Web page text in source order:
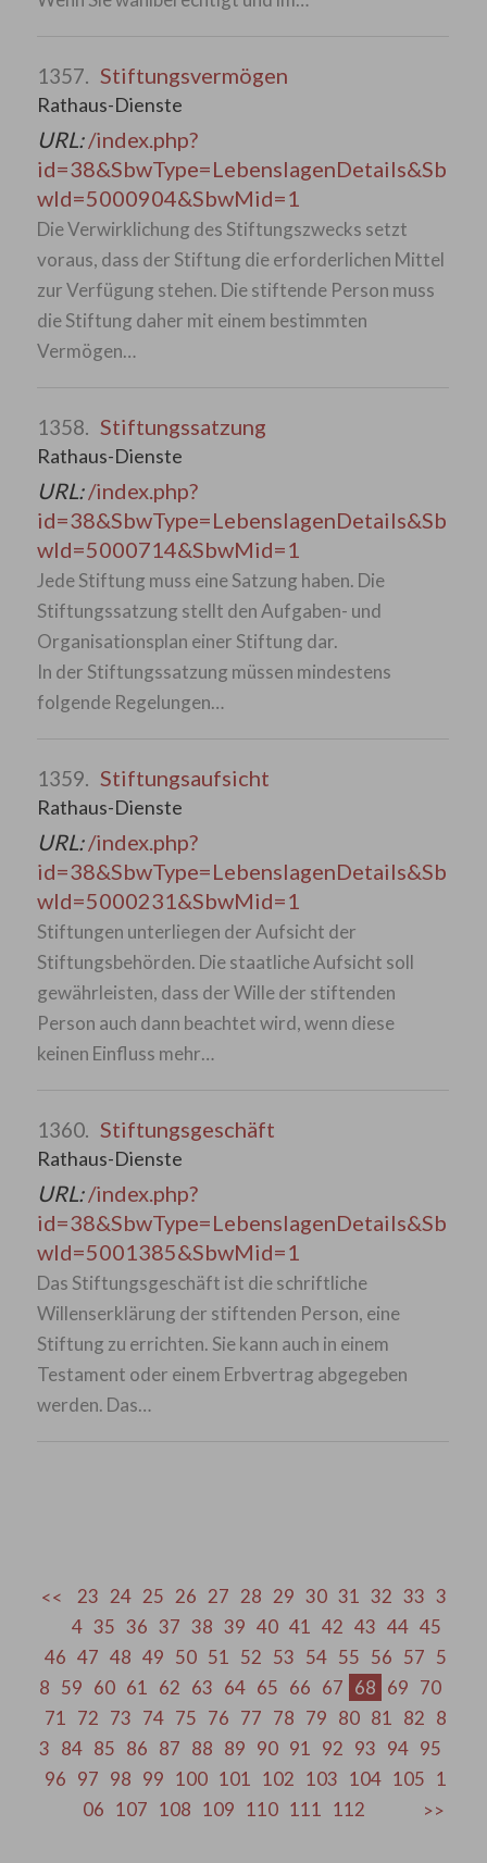
1357. Stiftungsvermögen
Rathaus-Dienste
URL:/index.php?
id=38&SbwType=LebenslagenDetails&Sb
wId=5000904&SbwMid=1
Die Verwirklichung des Stiftungszwecks setzt
voraus, dass der Stiftung die erforderlichen Mittel
zur Verfügung stehen. Die stiftende Person muss
die Stiftung daher mit einem bestimmten
Vermögen…
1358. Stiftungssatzung
Rathaus-Dienste
URL:/index.php?
id=38&SbwType=LebenslagenDetails&Sb
wId=5000714&SbwMid=1
Jede Stiftung muss eine Satzung haben. Die
Stiftungssatzung stellt den Aufgaben- und
Organisationsplan einer Stiftung dar.
In der Stiftungssatzung müssen mindestens
folgende Regelungen…
1359. Stiftungsaufsicht
Rathaus-Dienste
URL:/index.php?
id=38&SbwType=LebenslagenDetails&Sb
wId=5000231&SbwMid=1
Stiftungen unterliegen der Aufsicht der
Stiftungsbehörden. Die staatliche Aufsicht soll
gewährleisten, dass der Wille der stiftenden
Person auch dann beachtet wird, wenn diese
keinen Einfluss mehr…
1360. Stiftungsgeschäft
Rathaus-Dienste
URL:/index.php?
id=38&SbwType=LebenslagenDetails&Sb
wId=5001385&SbwMid=1
Das Stiftungsgeschäft ist die schriftliche
Willenserklärung der stiftenden Person, eine
Stiftung zu errichten. Sie kann auch in einem
Testament oder einem Erbvertrag abgegeben
werden. Das…
23 24 25 26 27 28 29 30 31 32 33 3
4 35 36 37 38 39 40 41 42 43 44 45
46 47 48 49 50 51 52 53 54 55 56 57 5
8 59 60 61 62 63 64 65 66 67 68 69 70
71
72 73 74 75 76 77 78 79 80 81 82 8
3 84 85 86 87 88 89 90 91 92 93 94 95
96 97 98 99 100 101 102 103 104 105 1
06 107 108 109 110 111 112